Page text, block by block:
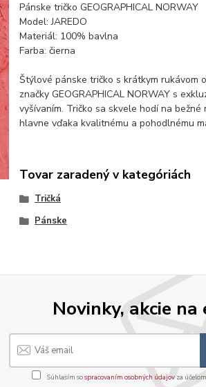
Pánske tričko GEOGRAPHICAL NORWAY
Model: JAREDO
Materiál: 100% bavlna
Farba: čierna
Štýlové pánske tričko s krátkym rukávom
značky GEOGRAPHICAL NORWAY s
vyšívaním. Tričko sa skvele hodí na bežné
hlavne vďaka kvalitnému a pohodlnému
Tovar zaradený v kategóriách
Tričká
Pánske
Novinky, akcie na
Súhlasím sospracovaním osobných údajov za